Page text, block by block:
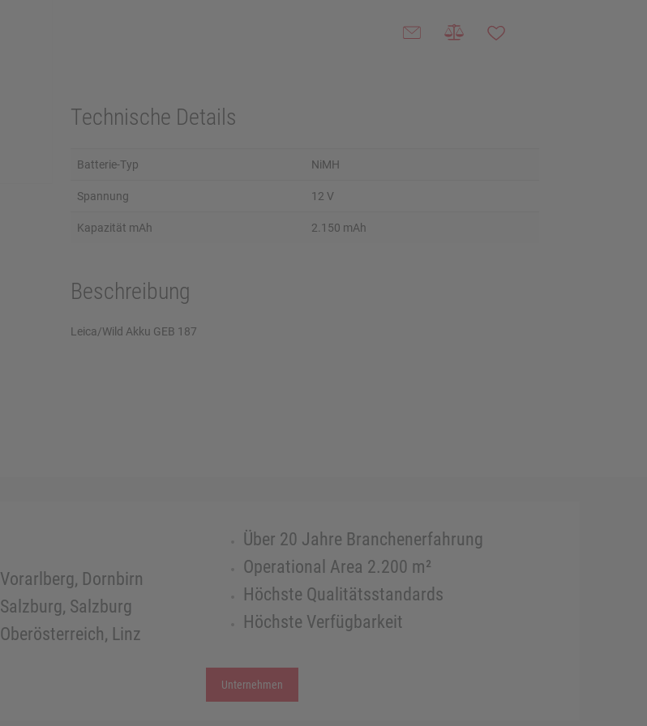
Technische Details
Batterie-Typ NiMH
Spannung 12 V
Kapazität mAh 2.150 mAh
Beschreibung
Leica/Wild Akku GEB 187
Vorarlberg, Dornbirn
Salzburg, Salzburg
Oberösterreich, Linz
Über 20 Jahre Branchenerfahrung
Operational Area 2.200 m²
Höchste Qualitätsstandards
Höchste Verfügbarkeit
Unternehmen